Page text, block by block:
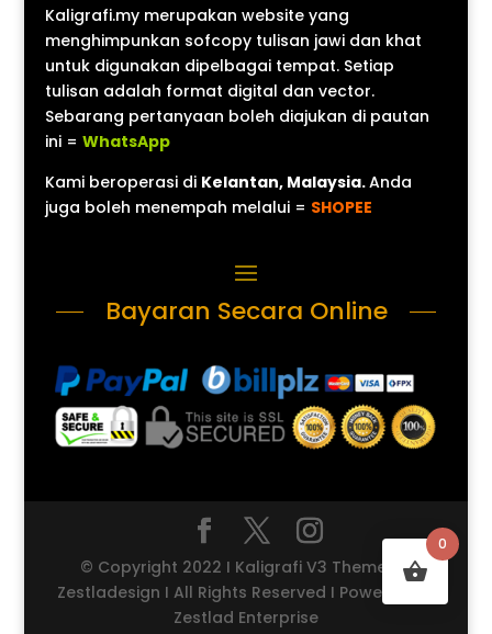
Kaligrafi.my merupakan website yang
menghimpunkan sofcopy tulisan jawi dan khat
untuk digunakan dipelbagai tempat. Setiap
tulisan adalah format digital dan vector.
Sebarang pertanyaan boleh diajukan di pautan
ini = WhatsApp
Kami beroperasi di Kelantan, Malaysia.Anda
juga boleh menempah melalui = SHOPEE
Bayaran Secara Online
© Copyright 2022 I Kaligrafi V3 Theme by
Zestladesign I All Rights Reserved I Powered by
Zestlad Enterprise
0